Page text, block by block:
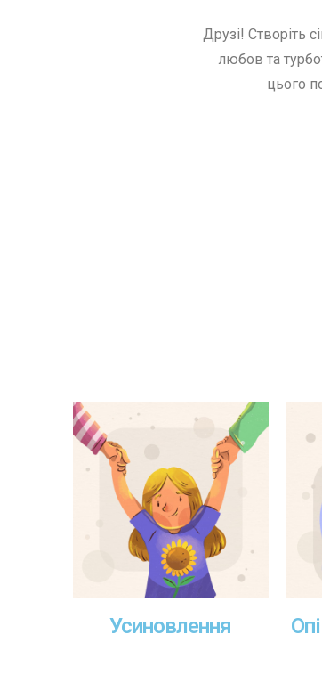
Друзі! Створіть
любов та
цього
Усиновлення